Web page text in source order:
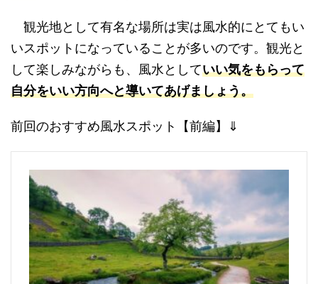
観光地として有名な場所は実は風水的にとてもい
いスポットになっていることが多いのです。観光と
して楽しみながらも、風水としていい気をもらって
自分をいい方向へと導いてあげましょう。
前回のおすすめ風水スポット【前編】⇓